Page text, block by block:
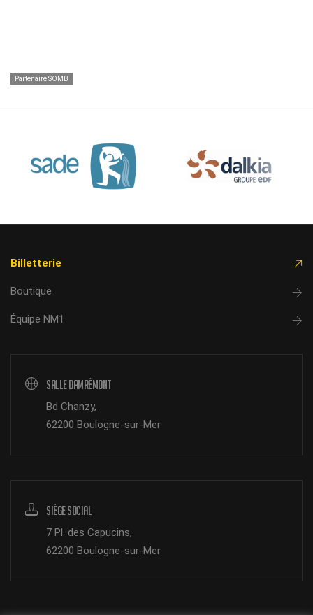
Partenaire SOMB
Billetterie
Boutique
Équipe NM1
Salle Damrémont
Bd Chanzy,
62200 Boulogne-sur-Mer
Siège Social
7 Pl. des Capucins,
62200 Boulogne-sur-Mer